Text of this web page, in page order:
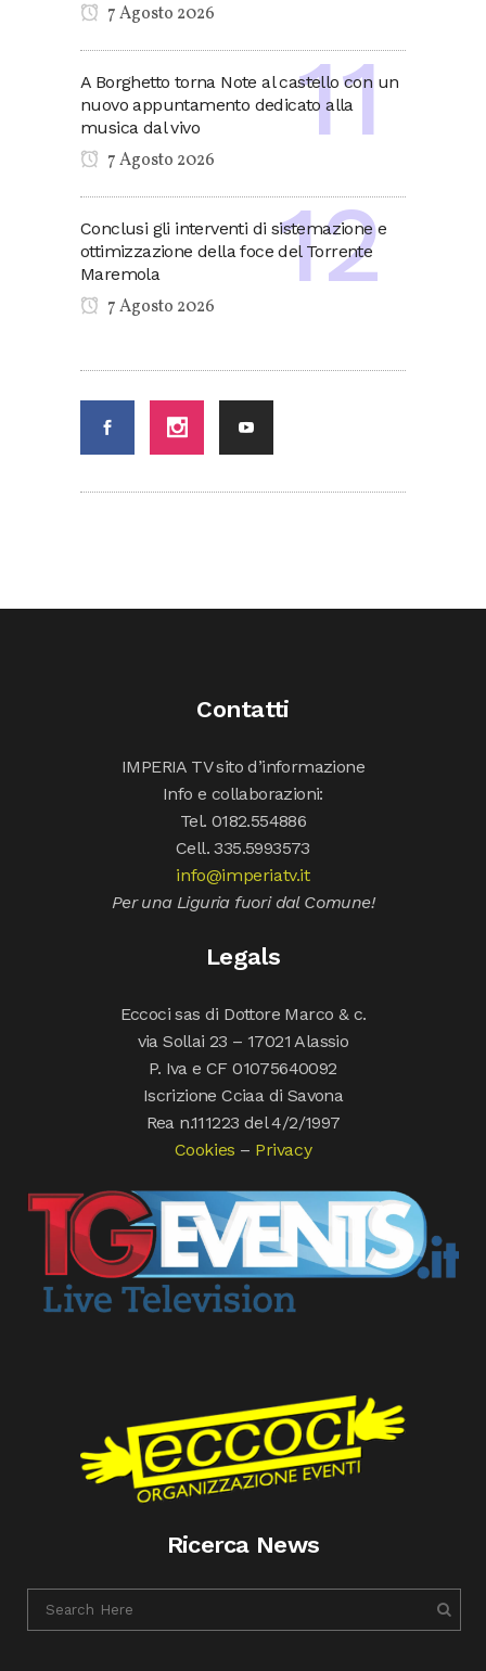
7 Agosto 2026
A Borghetto torna Note al castello con un
nuovo appuntamento dedicato alla
musica dal vivo
7 Agosto 2026
Conclusi gli interventi di sistemazione e
ottimizzazione della foce del Torrente
Maremola
7 Agosto 2026
Contatti
IMPERIA TV sito d’informazione
Info e collaborazioni:
Tel. 0182.554886
Cell. 335.5993573
info@imperiatv.it
Per una Liguria fuori dal Comune!
Legals
Eccoci sas di Dottore Marco & c.
via Sollai 23 – 17021 Alassio
P. Iva e CF 01075640092
Iscrizione Cciaa di Savona
Rea n.111223 del 4/2/1997
Cookies – Privacy
Ricerca News